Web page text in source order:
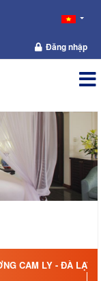
Đăng nhập
CAM LY - ĐÀ LẠT,